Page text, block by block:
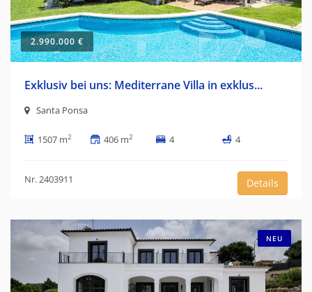
2.990.000 €
Exklusiv bei uns: Mediterrane Villa in exklus...
Santa Ponsa
1507 m2 406 m2 4 4
Nr. 2403911 Details
NEU